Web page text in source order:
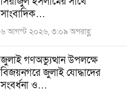
সাংবাদিক…
৬ আগস্ট ২০২৬, ৩:০৯ অপরাহ্ণ
জুলাই গণঅভ্যুত্থান উপলক্ষে
বিজয়নগরে জুলাই যোদ্ধাদের
সংবর্ধনা ও…